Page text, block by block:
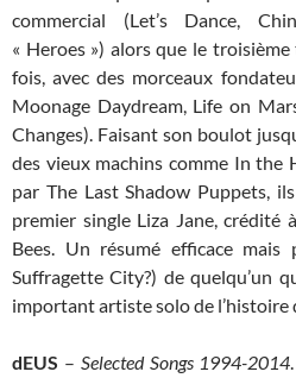
commercial (Let’s Dance,
« Heroes ») alors que le
fois, avec des morceaux
Moonage Daydream, Life on
Changes). Faisant son boulot
des vieux machins comme In
par The Last Shadow Puppets,
premier single Liza Jane, crédité
Bees. Un résumé efficace
Suffragette City?) de quelqu’un
important artiste solo de l’histoire
dEUS – Selected Songs 1994-2014